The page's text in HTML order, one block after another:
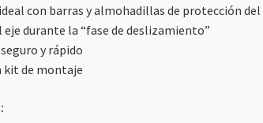
con barras y almohadillas de protección
durante la “fase de deslizamiento”
y rápido
kit de montaje